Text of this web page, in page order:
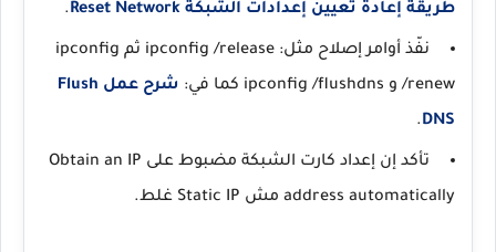
طريقة إعادة تعيين إعدادات الشبكة Reset Network
.
نفّذ أوامر إصلاح مثل: ipconfig /release ثم ipconfig
/renewو ipconfig /flushdns كما في:
شرح عمل Flush
DNS
.
تأكد إن إعداد كارت الشبكة مضبوط على Obtain an IP
address automatically مش Static IP غلط.